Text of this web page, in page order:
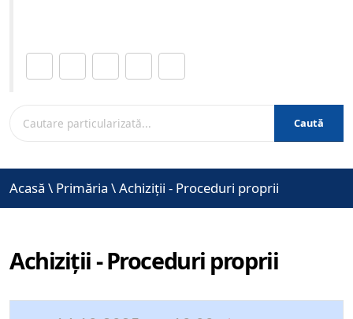
Caută
Acasă \ Primăria \Achiziții - Proceduri proprii
Achiziții - Proceduri proprii